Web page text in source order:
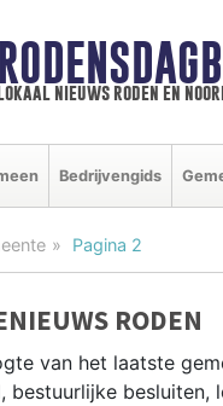
nieuws roden en
Bedrijvengids
Pagina 2
RODEN
van het laatste
bestuurlijke besluiten,